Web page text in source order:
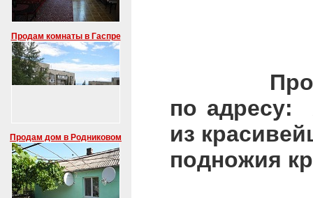
Продам комнаты в Гаспре
Продам дом в Родниковом
по адресу:
из
подножия